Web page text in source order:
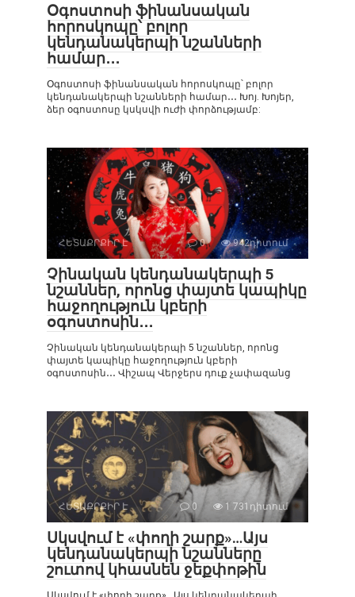
Օգոստոսի ֆինանսական
հորոսկոպը՝ բոլոր
կենդանակերպի նշանների
համար․․․
Օգոստոսի ֆինանսական հորոսկոպը՝ բոլոր
կենդանակերպի նշանների համար․․․ Խոյ. Խոյեր,
ձեր օգոստոսը կսկսվի ուժի փորձությամբ:
ՀԵՏԱՔՐՔԻՐ Է 0 942դիտում
Չինական կենդանակերպի 5
նշաններ, որոնց փայտե կապիկը
հաջողություն կբերի
օգոստոսին․․․
Չինական կենդանակերպի 5 նշաններ, որոնց
փայտե կապիկը հաջողություն կբերի
օգոստոսին․․․ Վիշապ Վերջերս դուք չափազանց
ՀԵՏԱՔՐՔԻՐ Է 0 1 731դիտում
Սկսվում է «փողի շարք»…Այս
կենդանակերպի նշանները
շուտով կհասնեն ջեքփոթին